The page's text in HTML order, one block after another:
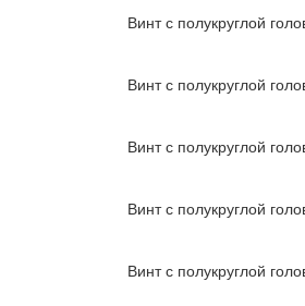
Винт с полукруглой
Винт с полукруглой
Винт с полукруглой
Винт с полукруглой
Винт с полукруглой